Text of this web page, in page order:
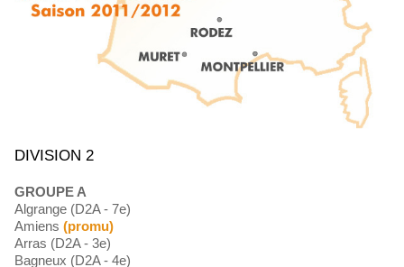
DIVISION 2
GROUPE A
Algrange (D2A - 7e)
Amiens (promu)
Arras (D2A - 3e)
Bagneux (D2A - 4e)